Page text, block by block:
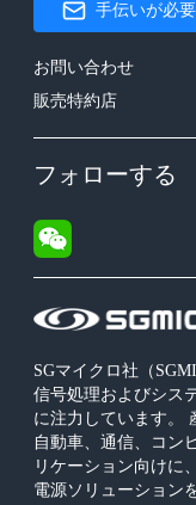
SGマイクロ社（
信号処理およびシス
に注力しています。
自動車、通信、コン
リケーション向けに
電源ソリューション
手伝いが必要
お問い合わせ
販売特約店
フォローする